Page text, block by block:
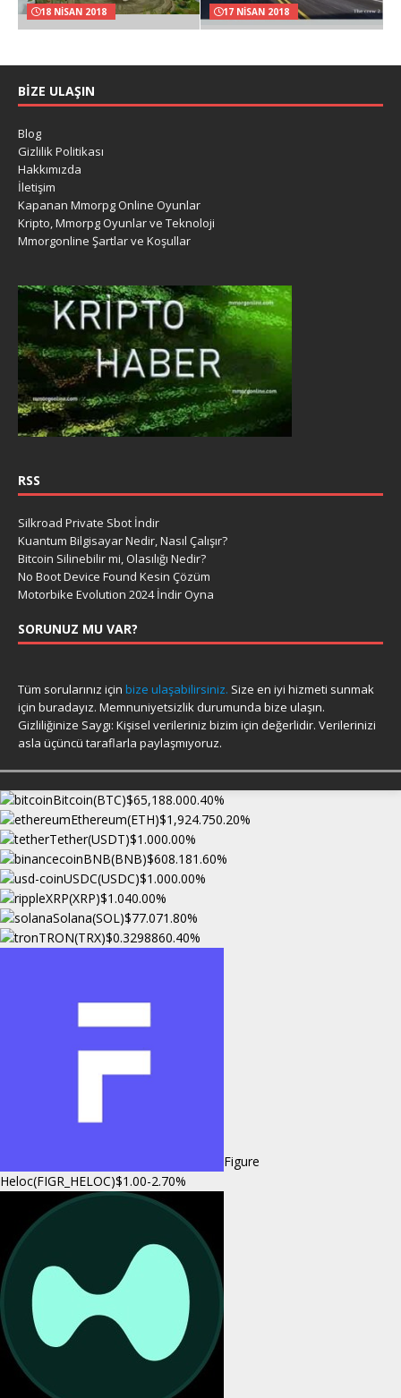
18 NISAN 2018 17 NISAN 2018
BIZE ULAŞIN
Blog
Gizlilik Politikası
Hakkımızda
İletişim
Kapanan Mmorpg Online Oyunlar
Kripto, Mmorpg Oyunlar ve Teknoloji
Mmorgonline Şartlar ve Koşullar
RSS
Silkroad Private Sbot İndir
Kuantum Bilgisayar Nedir, Nasıl Çalışır?
Bitcoin Silinebilir mi, Olasılığı Nedir?
No Boot Device Found Kesin Çözüm
Motorbike Evolution 2024 İndir Oyna
SORUNUZ MU VAR?
Tüm sorularınız için bize ulaşabilirsiniz. Size en iyi hizmeti sunmak
için buradayız. Memnuniyetsizlik durumunda bize ulaşın.
Gizliliğinize Saygı: Kişisel verileriniz bizim için değerlidir. Verilerinizi
asla üçüncü taraflarla paylaşmıyoruz.
Bitcoin(BTC)$65,188.000.40%
Ethereum(ETH)$1,924.750.20%
Tether(USDT)$1.000.00%
BNB(BNB)$608.181.60%
USDC(USDC)$1.000.00%
XRP(XRP)$1.040.00%
Solana(SOL)$77.071.80%
TRON(TRX)$0.3298860.40%
Figure
Heloc(FIGR_HELOC)$1.00-2.70%